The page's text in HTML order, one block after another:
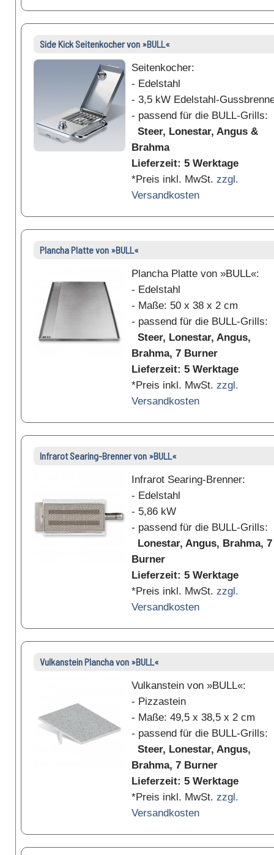
Side Kick Seitenkocher von »BULL«
Seitenkocher:
- Edelstahl
- 3,5 kW Edelstahl-
- passend für die BULL-Grills:
Steer, Lonestar, Angus &
Brahma
Lieferzeit: 5 Werktage
*Preis inkl. MwSt. zzgl.
Versandkosten
Plancha Platte von »BULL«
Plancha Platte von »BULL«:
- Edelstahl
- Maße: 50 x 38 x 2 cm
- passend für die BULL-Grills:
Steer, Lonestar, Angus,
Brahma, 7 Burner
Lieferzeit: 5 Werktage
*Preis inkl. MwSt. zzgl.
Versandkosten
Infrarot Searing-Brenner von »BULL«
Infrarot Searing-Brenner:
- Edelstahl
- 5,86 kW
- passend für die BULL-Grills:
Lonestar, Angus, Brahma, 7
Burner
Lieferzeit: 5 Werktage
*Preis inkl. MwSt. zzgl.
Versandkosten
Vulkanstein Plancha von »BULL«
Vulkanstein von »BULL«:
- Pizzastein
- Maße: 49,5 x 38,5 x 2 cm
- passend für die BULL-Grills:
Steer, Lonestar, Angus,
Brahma, 7 Burner
Lieferzeit: 5 Werktage
*Preis inkl. MwSt. zzgl.
Versandkosten